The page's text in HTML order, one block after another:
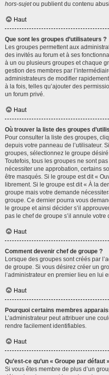
hors-sujetou publient du contenu
Haut
Que sont les groupes d’utilisateurs ?
Les groupes permettent aux
des invités au forum et à ses
à un ou plusieurs groupes et chaque
gestion des membres par
administrateurs de modifier
à la fois, telles qu’ajouter des
un forum privé.
Haut
Où trouver la liste des groupes
Pour consulter la liste des groupes,
depuis votre panneau de l’utilisateur.
groupes, sélectionnez le groupe
Toutefois, tous les groupes ne sont
nécessiter une approbation, certains
être masqués. Si le groupe est dit «
librement. Si le groupe est dit « À la
groupe mais votre demande
groupe. Ce dernier pourra vous
le groupe et ainsi décider s’il
pas le chef de groupe s’il annule
Haut
Comment devenir chef de groupe ?
Lorsque des groupes sont créés par
de groupe. Si vous désirez créer un
l’administrateur en premier lieu en lui
Haut
Pourquoi certains membres
L’administrateur peut attribuer une
rendre facilement identifiables.
Haut
Qu’est-ce qu’un « Groupe par défaut
Si vous êtes membre de plus d’un